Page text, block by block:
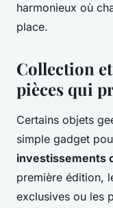
harmonieux où
place.
Collection
pièces qui
Certains objets
simple gadget
investissements
première édition,
exclusives ou les